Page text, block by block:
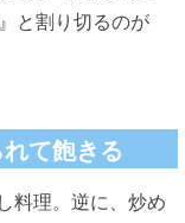
と割り切るのが
て飽きる
料理。逆に、炒め